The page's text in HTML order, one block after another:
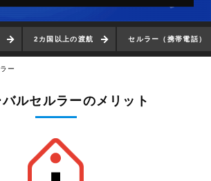
2カ国以上の渡航 セルラー（携帯電話）
ー
ルセルラーのメリット